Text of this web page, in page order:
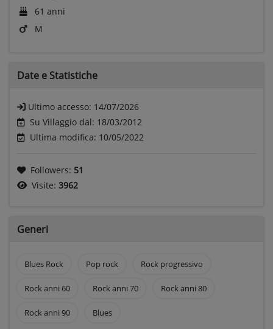
61 anni
M
Date e Statistiche
Ultimo accesso: 14/07/2026
Su Villaggio dal: 18/03/2012
Ultima modifica: 10/05/2022
Followers: 51
Visite: 3962
Generi
Blues Rock Pop rock Rock progressivo
Rock anni 60 Rock anni 70 Rock anni 80
Rock anni 90 Blues